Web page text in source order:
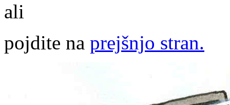
ali
pojdite na prejšnjo stran.